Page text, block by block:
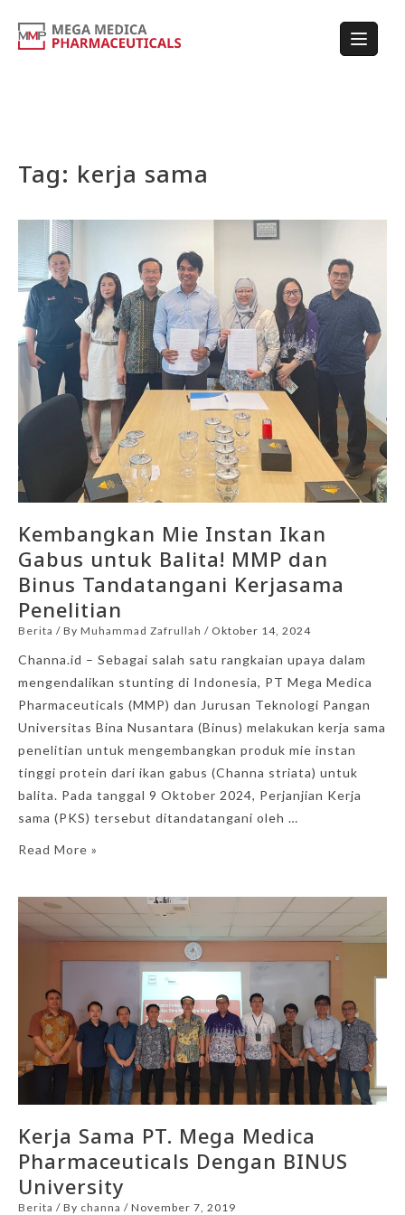
Tag: kerja sama
Kembangkan Mie Instan Ikan
Gabus untuk Balita! MMP dan
Binus Tandatangani Kerjasama
Penelitian
Berita / By Muhammad Zafrullah / Oktober 14, 2024
Channa.id – Sebagai salah satu rangkaian upaya dalam
mengendalikan stunting di Indonesia, PT Mega Medica
Pharmaceuticals (MMP) dan Jurusan Teknologi Pangan
Universitas Bina Nusantara (Binus) melakukan kerja sama
penelitian untuk mengembangkan produk mie instan
tinggi protein dari ikan gabus (Channa striata) untuk
balita. Pada tanggal 9 Oktober 2024, Perjanjian Kerja
sama (PKS) tersebut ditandatangani oleh …
Read More »
Kerja Sama PT. Mega Medica
Pharmaceuticals Dengan BINUS
University
Berita / By channa / November 7, 2019